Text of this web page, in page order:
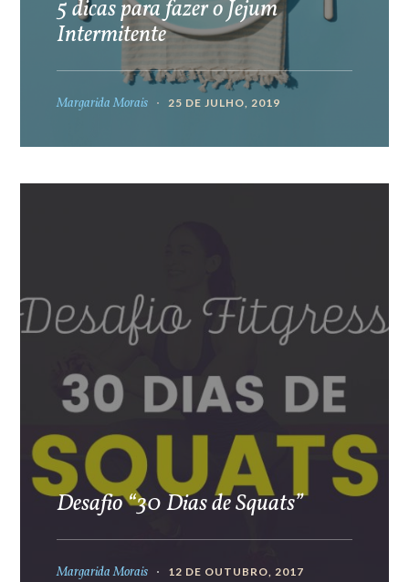
5 dicas para fazer o Jejum
Intermitente
Margarida Morais 25 DE JULHO, 2019
Desafio “30 Dias de Squats”
Margarida Morais 12 DE OUTUBRO, 2017